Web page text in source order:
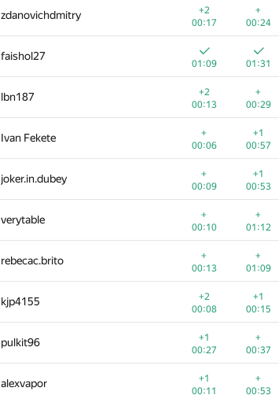
zdanovichdmitry
+2
00:17
+
00:24
faishol27
01:09 01:31
lbn187
+2
00:13
+
00:29
Ivan Fekete
+
00:06
+1
00:57
joker.in.dubey
+
00:09
+1
00:53
verytable
+
00:10
+
01:12
rebecac.brito
+
00:13
+
01:09
kjp4155
+2
00:08
+1
00:15
pulkit96
+1
00:27
+
00:37
alexvapor
+1
00:11
+
00:53